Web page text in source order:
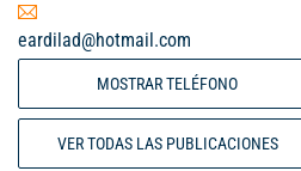
eardilad@hotmail.com
MOSTRAR TELÉFONO
VER TODAS LAS PUBLICACIONES